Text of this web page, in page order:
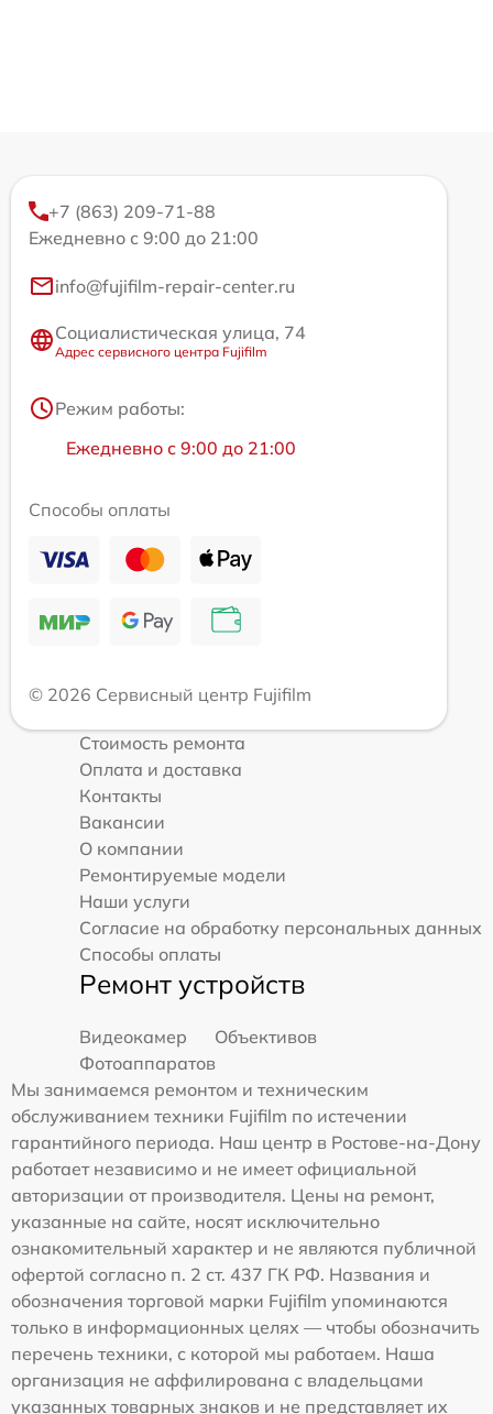
+7 (863) 209-71-88
Ежедневно с 9:00 до 21:00
info@fujifilm-repair-center.ru
Социалистическая улица, 74
Адрес сервисного центра Fujifilm
Режим работы:
Ежедневно с 9:00 до 21:00
Способы оплаты
© 2026 Сервисный центр Fujifilm
Стоимость ремонта
Оплата и доставка
Контакты
Вакансии
О компании
Ремонтируемые модели
Наши услуги
Согласие на обработку персональных данных
Способы оплаты
Ремонт устройств
Видеокамер
Объективов
Фотоаппаратов
Мы занимаемся ремонтом и техническим
обслуживанием техники Fujifilm по истечении
гарантийного периода. Наш центр в Ростове-на-Дону
работает независимо и не имеет официальной
авторизации от производителя. Цены на ремонт,
указанные на сайте, носят исключительно
ознакомительный характер и не являются публичной
офертой согласно п. 2 ст. 437 ГК РФ. Названия и
обозначения торговой марки Fujifilm упоминаются
только в информационных целях — чтобы обозначить
перечень техники, с которой мы работаем. Наша
организация не аффилирована с владельцами
указанных товарных знаков и не представляет их